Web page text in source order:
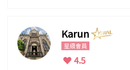
Karun
星級會員
4.5